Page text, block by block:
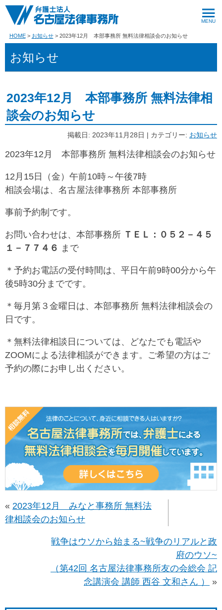
HOME お知らせ 2023年12月 本部事務所 無料法律相談会のお知らせ
お知らせ
2023年12月 本部事務所 無料法律相
談会のお知らせ
掲載日: 2023年11月28日 | カテゴリー: お知らせ
2023年12月 本部事務所 無料法律相談会のお知らせ
12月15日（金）午前10時～午後7時
相談会場は、名古屋法律事務所 本部事務所
事前予約制です。
お問い合わせは、本部事務所 ＴＥＬ：０５２－４５
１－７７４６ まで
＊予約お電話の受付時間は、平日午前9時00分から午
後5時30分までです。
＊毎月第３金曜日は、本部事務所 無料法律相談会の
日です。
＊無料法律相談日については、どなたでも電話や
ZOOMによる法律相談ができます。ご希望の方はご
予約の際にお申し出ください。
« 2023年12月 みなと事務所 無料法
律相談会のお知らせ
戦争はウソから始まる~戦争のリアルと政
府のウソ~
（第42回 名古屋法律事務所友の会総会 記
念講演会 講師 西谷 文和さん ）
»